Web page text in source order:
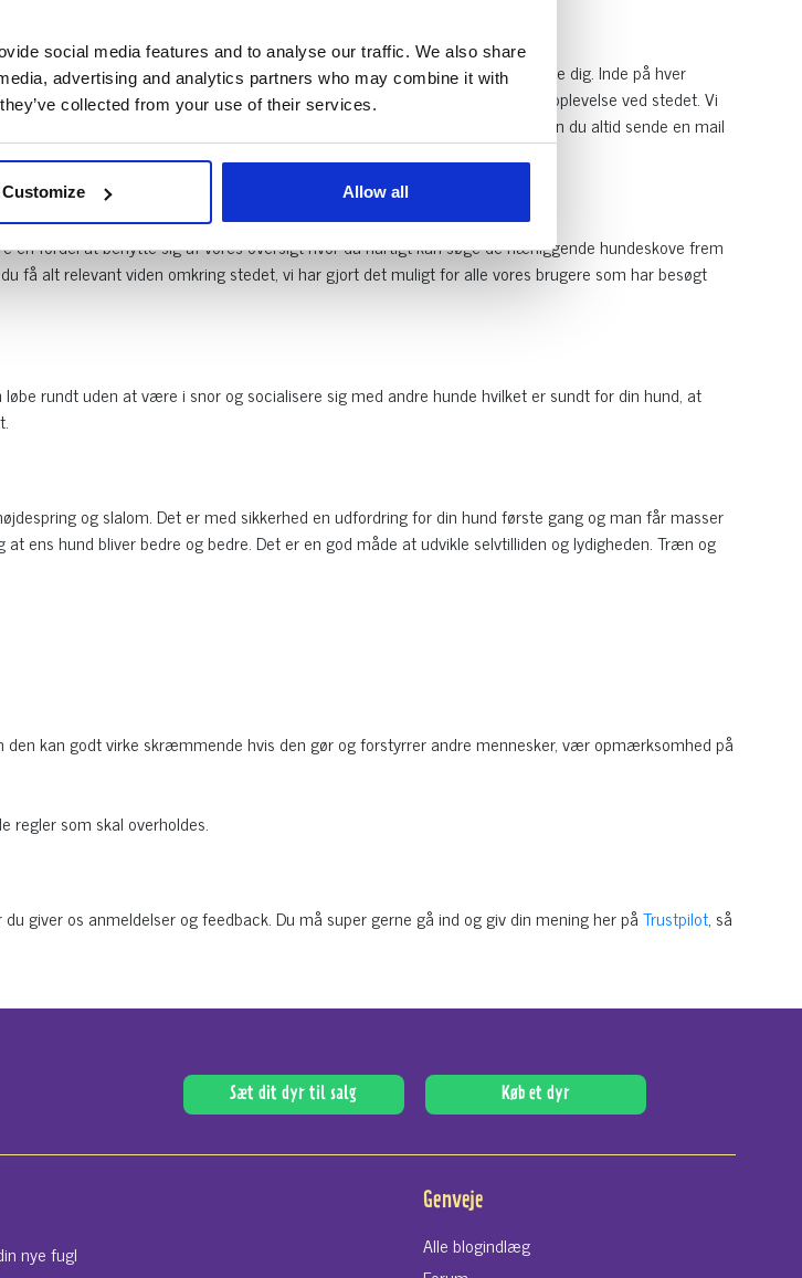
social media features and to analyse our traffic. We also share
advertising and analytics partners who may combine it with
collected from your use of their services.
Customize Allow all
kan du nemt og enkelt søge den skov eller park frem som ligger nærmeste dig. Inde på hver
er du velkommen til at lave en anmeldelse for at fortælle andre om din oplevelse ved stedet. Vi
oplevelser. Har du en hundeskov som endnu ikke er oprettet på siden, kan du altid sende en mail
fordel at benytte sig af vores oversigt hvor du hurtigt kan søge de nærliggende hundeskove frem
få alt relevant viden omkring stedet, vi har gjort det muligt for alle vores brugere som har besøgt
rundt uden at være i snor og socialisere sig med andre hunde hvilket er sundt for din hund, at
og slalom. Det er med sikkerhed en udfordring for din hund første gang og man får masser
ens hund bliver bedre og bedre. Det er en god måde at udvikle selvtilliden og lydigheden. Træn og
kan godt virke skræmmende hvis den gør og forstyrrer andre mennesker, vær opmærksomhed på
regler som skal overholdes.
giver os anmeldelser og feedback. Du må super gerne gå ind og giv din mening her påTrustpilot, så
Sæt dit dyr til salg Køb et dyr
nye fugl
Genveje
Alle blogindlæg